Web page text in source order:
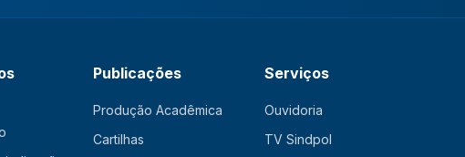
Publicações
Produção Acadêmica
Cartilhas
Serviços
Ouvidoria
TV Sindpol